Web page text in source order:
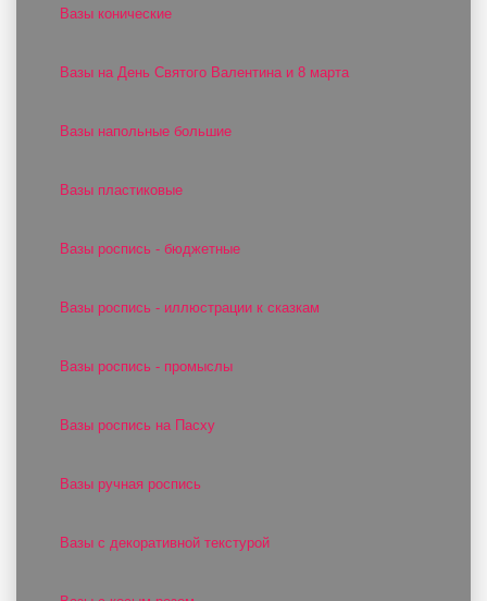
Вазы конические
Вазы на День Святого Валентина и 8 марта
Вазы напольные большие
Вазы пластиковые
Вазы роспись - бюджетные
Вазы роспись - иллюстрации к сказкам
Вазы роспись - промыслы
Вазы роспись на Пасху
Вазы ручная роспись
Вазы с декоративной текстурой